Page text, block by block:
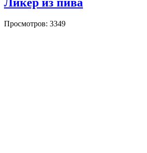
Просмотров: 3349